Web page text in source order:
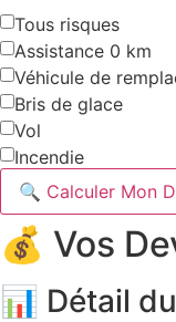
Tous risques
Assistance 0 km
Véhicule de
Bris de glace
Vol
Incendie
🔍 Calculer Mon
💰 Vos
📊 Détail